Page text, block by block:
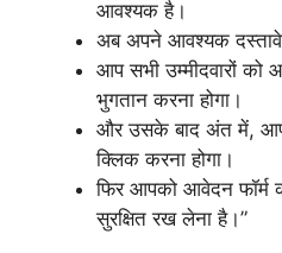
आवश्यक है।
अब अपने आवश्यक
आप सभी उम्मीदवारों
भुगतान करना होगा।
और उसके बाद अंत में,
क्लिक करना होगा।
फिर आपको आवेदन फॉर्म
सुरक्षित रख लेना है।”